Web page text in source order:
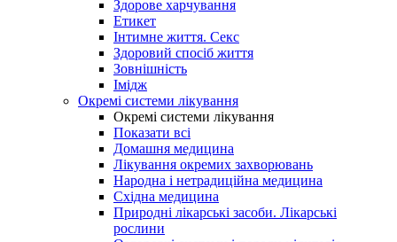
Здорове харчування
Етикет
Інтимне життя. Секс
Здоровий спосіб життя
Зовнішність
Імідж
Окремі системи лікування
Окремі системи лікування
Показати всі
Домашня медицина
Лікування окремих захворювань
Народна і нетрадиційна медицина
Східна медицина
Природні лікарські засоби. Лікарські
рослини